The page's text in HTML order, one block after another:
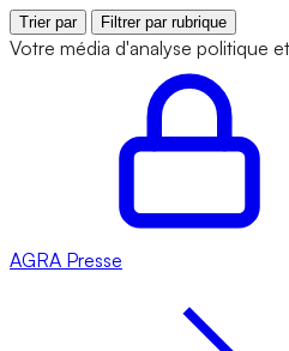
Trier par Filtrer par rubrique
Votre média d'analyse politique
AGRA Presse